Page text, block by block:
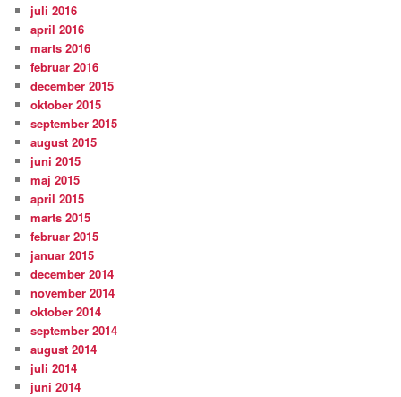
juli 2016
april 2016
marts 2016
februar 2016
december 2015
oktober 2015
september 2015
august 2015
juni 2015
maj 2015
april 2015
marts 2015
februar 2015
januar 2015
december 2014
november 2014
oktober 2014
september 2014
august 2014
juli 2014
juni 2014